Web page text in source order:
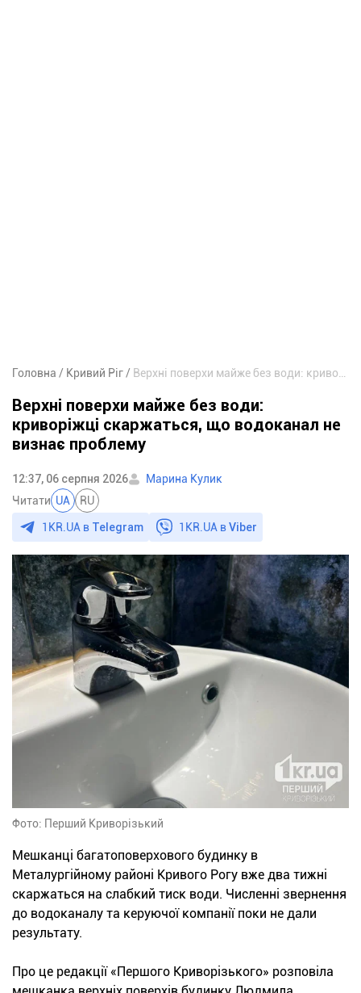
Головна Кривий Ріг Верхні поверхи майже без води: криворіжці скаржаться, що водоканал не визнає проблему
Верхні поверхи майже без води:
криворіжці скаржаться, що водоканал не
визнає проблему
12:37, 06 серпня 2026
Марина Кулик
Читати UA RU
1KR.UA в Telegram 1KR.UA вViber
Фото: Перший Криворізький
Мешканці багатоповерхового будинку в
Металургійному районі Кривого Рогу вже два тижні
скаржаться на слабкий тиск води. Численні звернення
до водоканалу та керуючої компанії поки не дали
результату.
Про це редакції «Першого Криворізького» розповіла